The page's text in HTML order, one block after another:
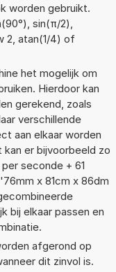
worden gebruikt.
sin(π/2),
2, atan(1/4) of
het mogelijk om
Hierdoor kan
gerekend, zoals
verschillende
aan elkaar worden
er bijvoorbeeld zo
seconde + 61
x 81cm x 86dm
bij elkaar passen en
afgerond op
dit zinvol is.